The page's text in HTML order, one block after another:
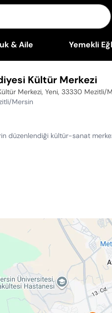
& Aile Yemekli
Kültür Merkezi
Merkezi, Yeni, 33330 Mezitli/
Mersin
düzenlendiği kültür-sanat